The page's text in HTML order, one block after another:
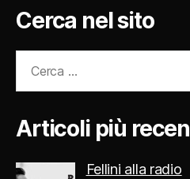
Cerca nel sito
Articoli più
Fellini alla radio